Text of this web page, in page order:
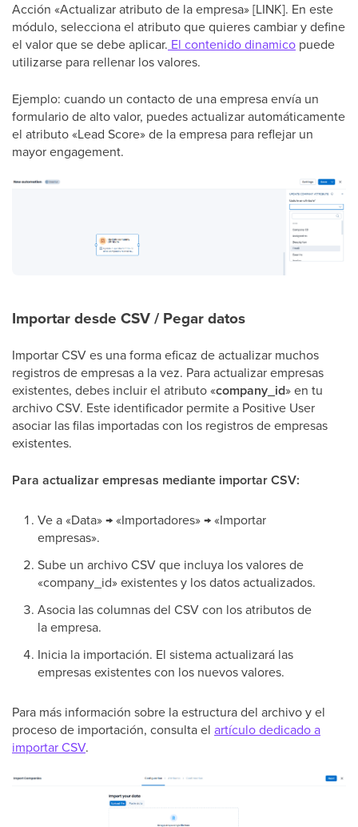
Acción «Actualizar atributo de la empresa» [LINK]. En este
módulo, selecciona el atributo que quieres cambiar y define
el valor que se debe aplicar. El contenido dinamico puede
utilizarse para rellenar los valores.
Ejemplo: cuando un contacto de una empresa envía un
formulario de alto valor, puedes actualizar automáticamente
el atributo «Lead Score» de la empresa para reflejar un
mayor engagement.
Importar desde CSV / Pegar datos
Importar CSV es una forma eficaz de actualizar muchos
registros de empresas a la vez. Para actualizar empresas
existentes, debes incluir el atributo «company_id» en tu
archivo CSV. Este identificador permite a Positive User
asociar las filas importadas con los registros de empresas
existentes.
Para actualizar empresas mediante importar CSV:
Ve a «Data» → «Importadores» → «Importar
empresas».
Sube un archivo CSV que incluya los valores de
«company_id» existentes y los datos actualizados.
Asocia las columnas del CSV con los atributos de
la empresa.
Inicia la importación. El sistema actualizará las
empresas existentes con los nuevos valores.
Para más información sobre la estructura del archivo y el
proceso de importación, consulta el artículo dedicado a
importar CSV.